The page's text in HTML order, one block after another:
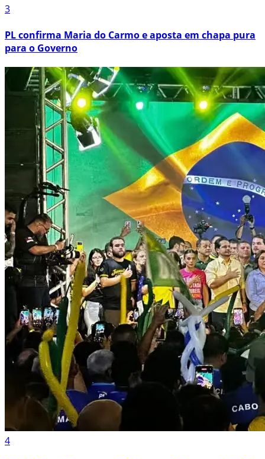
3
PL confirma Maria do Carmo e aposta em chapa pura
para o Governo
4